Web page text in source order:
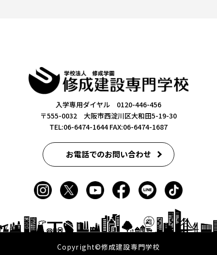
入学専用ダイヤル 0120-446-456
〒555-0032 大阪市西淀川区大和田5-19-30
TEL:06-6474-1644FAX:06-6474-1687
お電話でのお問い合わせ
Copyright©修成建設専門学校